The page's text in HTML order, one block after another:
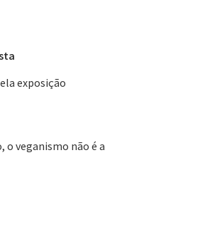
exposição
o veganismo não é a